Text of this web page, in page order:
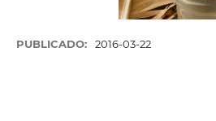
PUBLICADO: 2016-03-22